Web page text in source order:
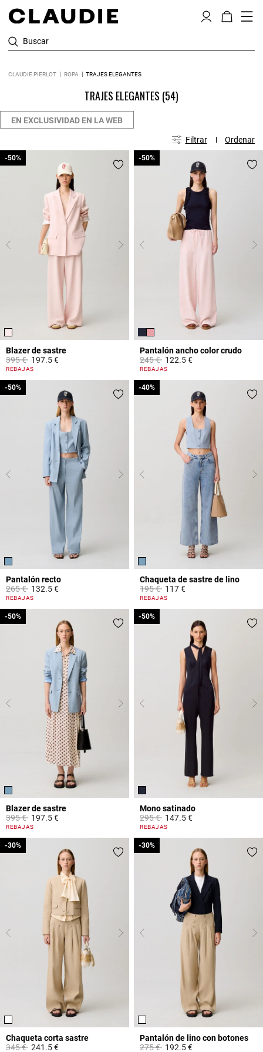
Buscar
CLAUDIE PIERLOT ROPA TRAJES ELEGANTES
TRAJES ELEGANTES (54)
EN EXCLUSIVIDAD EN LA WEB
Filtrar Ordenar
Blazer de sastre
Price reduced from
395 €to
-50%
197.5 €
4 out of 5 Customer Rating
REBAJAS
-50%
Pantalón ancho color crudo
Price reduced from
245 €to
-50%
122.5 €
3,1 out of 5 Customer Rating
REBAJAS
-50%
Pantalón recto
Price reduced from
265 €to
-50%
132.5 €
5 out of 5 Customer Rating
REBAJAS
-50%
Chaqueta de sastre de lino
Price reduced from
195 €to
-40%
117 €
4 out of 5 Customer Rating
REBAJAS
-40%
Blazer de sastre
Price reduced from
395 €to
-50%
197.5 €
4,1 out of 5 Customer Rating
REBAJAS
-50%
Mono satinado
Price reduced from
295 €to
-50%
147.5 €
5 out of 5 Customer Rating
REBAJAS
-50%
Chaqueta corta sastre
Price reduced from
345 €to
-30%
241.5 €
-30%
Pantalón de lino con botones
Price reduced from
275 €to
-30%
192.5 €
-30%